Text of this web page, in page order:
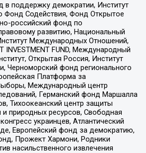
поддержку демократии, Институт
Фонд Содействия, Фонд Открытое
российский фонд по
развитию, Национальный
Международных Отношений,
INVESTMENT FUND, Международный
Открытая Россия, Институт
Черноморский фонд регионального
Платформа за
Международный центр
Германский фонд Маршалла
Тихоокеанский центр защиты
природных ресурсов, Свободная
украинцев, Атлантический
Европейский фонд за демократию,
Прожект Хармони, Родники
насильственного извлечения